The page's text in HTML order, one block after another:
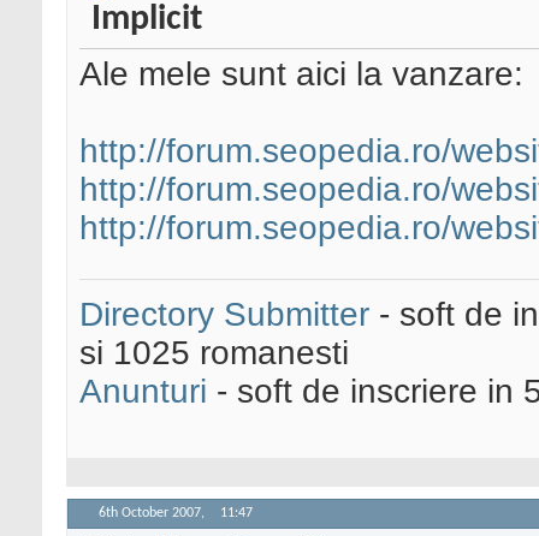
Ale mele sunt aici la vanzare:
http://forum.seopedia.ro/
http://forum.seopedia.ro/
http://forum.seopedia.ro/
Directory Submitter - soft de
si 1025 romanesti
Anunturi - soft de inscriere in
6th October 2007, 11:47